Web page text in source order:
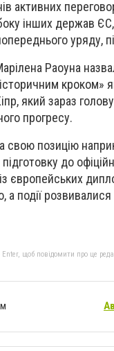
активних
інших держав ЄС,
уряду,
Раоуна
кроком»
який зараз
прогресу.
позицію
до
європейських
події
щоб повідомити про це